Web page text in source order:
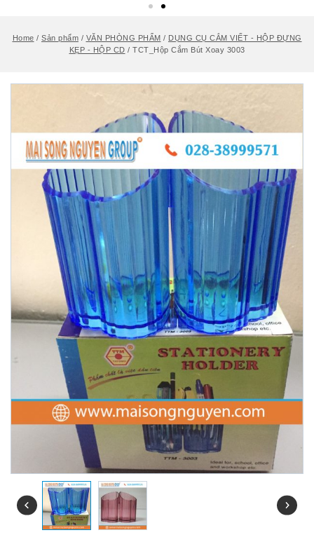
Home / Sản phẩm / VĂN PHÒNG PHẨM / DỤNG CỤ CẮM VIẾT - HỘP ĐỰNG
KẸP - HỘP CD / TCT_Hộp Cắm Bút Xoay 3003